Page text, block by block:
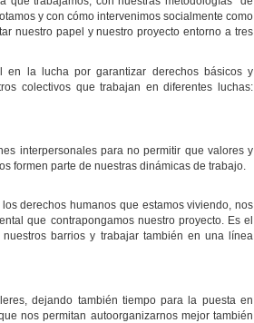
y con cómo intervenimos socialmente como
nuestro papel y nuestro proyecto entorno a tres
la lucha por garantizar derechos básicos y
colectivos que trabajan en diferentes luchas:
para no permitir que valores y
formen parte de nuestras dinámicas de trabajo.
derechos humanos que estamos viviendo, nos
que contrapongamos nuestro proyecto. Es el
barrios y trabajar también en una línea
dejando también tiempo para la puesta en
nos permitan autoorganizarnos mejor también